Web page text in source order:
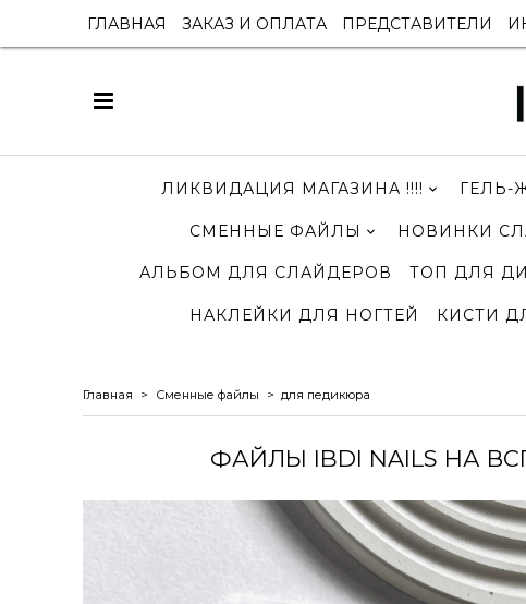
ГЛАВНАЯ ЗАКАЗ И ОПЛАТА ПРЕДСТАВИТЕЛИ
ЛИКВИДАЦИЯ МАГАЗИНА !!!! ГЕЛЬ-
СМЕННЫЕ ФАЙЛЫ НОВИНКИ
АЛЬБОМ ДЛЯ СЛАЙДЕРОВ ТОП ДЛЯ
НАКЛЕЙКИ ДЛЯ НОГТЕЙ КИСТИ
Главная Сменные файлы для педикюра
ФАЙЛЫ IBDI NAILS НА